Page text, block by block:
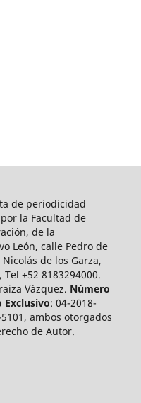
de periodicidad
la Facultad de
de la
León, calle Pedro de
de los Garza,
Tel +52 8183294000.
Vázquez. Número
Exclusivo: 04-2018-
ambos otorgados
de Autor.